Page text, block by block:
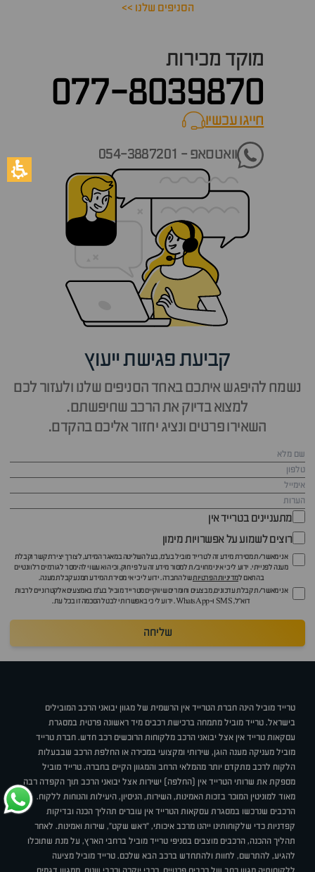
הסניפים שלנו >>
מוקד מכירות
077-8039870
חייגו עכשיוcall now
וואטסאפ - 054-3887201
קביעת פגישת ייעוץ
נשמח להיפגש איתכם באחד הסניפים שלנו ולעזור לכם
למצוא בדיוק את הרכב שחיפשתם.
השאירו פרטים ונציג יחזור אליכם בהקדם.
מתעניינים בטרייד אין
רוצים לשמוע על אפשרויות מימון
אני מאשר/ת מסירת מידע זה לטרייד מוביל בע"מ, בעל השליטה במאגר המידע, לצורך יצירת קשר וקבלת
מענה לפנייתי. ידוע לי כי איני מחויב/ת למסור מידע זה על פי חוק, וכי הוא עשוי להימסר לגורמים רלוונטיים
בהתאם למדיניות הפרטיותשל החברה. ידוע לי כי אי מסירת המידע תמנע קבלת מענה.
אני מאשר/ת קבלת עדכונים, מבצעים וחומרים שיווקיים מטרייד מוביל בע"מ באמצעים אלקטרוניים לרבות
דוא״ל, SMS ו-WhatsApp. ידוע לי כי באפשרותי לבטל הסכמה זו בכל עת.
שליחה
טרייד מוביל הינה חברת הטרייד אין הרשמית של מגוון יבואני הרכב המובילים
בישראל. טרייד מוביל מתמחה ברכישת רכבים מיד ראשונה פרטית במסגרת
עסקאות טרייד אין אצל יבואני הרכב מלקוחות הרוכשים רכב חדש. חברת טרייד
מוביל מעניקה מענה הוגן, שירותי ומקצועי במכירה או החלפת הרכב שבבעלות
הלקוח לרכב מתקדם יותר מהמלאי הרחב והמגוון הקיים בחברה. טרייד מוביל
מספקת את שרותי הטרייד אין (החלפה) ישירות אצל יבואני הרכב תוך הקפדה רבה
מאוד למוניטין המוכר בזכות האמינות, השירות, הניסיון, היעילות והנוחות ללקוח.
הרכבים שנרכשו במסגרת עסקאות הטרייד אין עוברים תהליך הכנה ובדיקות
קפדניות כדי שלקוחותינו ייהנו מרכב איכותי, "ראש שקט", שירות ואמינות. לאחר
תהליך ההכנה, הרכבים מוצבים בסניפי טרייד מוביל ברחבי הארץ, על מנת שתוכלו
להגיע, להתרשם, לחוות ולהתחדש ברכב הבא שלכם. טרייד מוביל מציעה